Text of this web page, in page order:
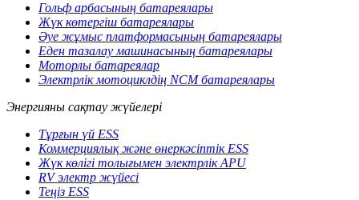
Гольф арбасының батареялары
Жүк көтергіш батареялары
Әуе жұмыс платформасының батареялары
Еден тазалау машинасының батареялары
Моторлы батареялар
Электрлік мотоциклдің NCM батареялары
Энергияны сақтау жүйелері
Тұрғын үй ESS
Коммерциялық және өнеркәсіптік ESS
Жүк көлігі толығымен электрлік APU
RV электр жүйесі
Теңіз ESS